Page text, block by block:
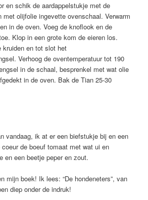
en schik de aardappelstukje met de
met olijfolie ingevette ovenschaal. Verwarm
in de oven. Voeg de knoflook en de
Klop in een grote kom de eieren los.
kruiden en tot slot het
Verhoog de oventemperatuur tot 190
in de schaal, besprenkel met wat olie
in de oven. Bak de Tian 25-30
vandaag, ik at er een biefstukje bij en een
de boeuf tomaat met wat ui en
en een beetje peper en zout.
mijn boek! Ik lees: “De hondeneters”, van
diep onder de indruk!